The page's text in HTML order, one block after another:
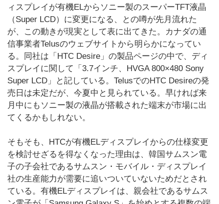
ィスプレイが有機ELからソニー製のスーパーTFT液晶
（Super LCD）に変更になる、との噂が先月流れた
が、この動きが現実として表に出てきた。カナダの通
信事業者Telusのウェブサイトから明らかになってい
る。同社は「HTC Desire」の製品ページの中で、ディ
スプレイに関して「3.7インチ、HVGA 800×480 Sony
Super LCD」と記している。TelusでのHTC Desireの発
売日は未定だが、今夏中と見られている。早ければ来
月中にもソニー製の液晶が搭載された端末が市場に出
てくるかもしれない。
そもそも、HTCが有機ELディスプレイからの仕様変更
を検討せざるを得なくなった理由は、韓国サムスン電
子の子会社であるサムスン・モバイル・ディスプレイ
社の生産能力が需要に追いついていないためだとされ
ている。有機ELディスプレイは、親会社であるサムス